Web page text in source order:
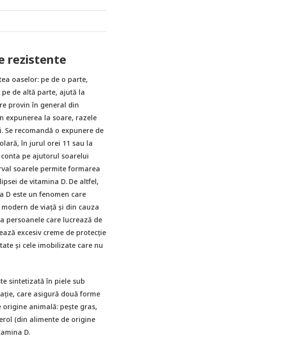
rezistente
oaselor: pe de o parte,
de altă parte, ajută la
provin în general din
expunerea la soare, razele
recomandă o expunere de
în jurul orei 11 sau la
pe ajutorul soarelui
soarele permite formarea
de vitamina D. De altfel,
D este un fenomen care
de viață și din cauza
persoanele care lucrează de
excesiv creme de protecție
și cele imobilizate care nu
sintetizată în piele sub
care asigură două forme
animală: pește gras,
(din alimente de origine
D.